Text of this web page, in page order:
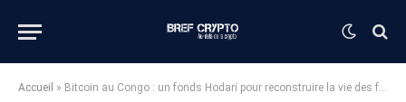
Accueil » Bitcoin au Congo : un fonds Hodari pour reconstruire la vie des femmes déplacées !